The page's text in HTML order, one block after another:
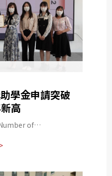
學金申請突破
高
of
High